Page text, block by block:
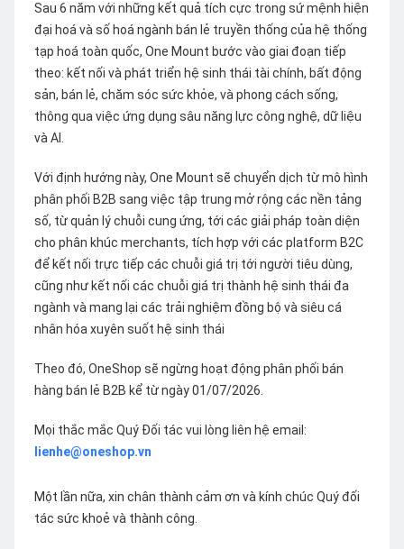
Sau 6 năm với những kết quả tích cực trong sứ mệnh hiện
đại hoá và số hoá ngành bán lẻ truyền thống của hệ thống
tạp hoá toàn quốc, One Mount bước vào giai đoạn tiếp
theo: kết nối và phát triển hệ sinh thái tài chính, bất động
sản, bán lẻ, chăm sóc sức khỏe, và phong cách sống,
thông qua việc ứng dụng sâu năng lực công nghệ, dữ liệu
và AI.
Với định hướng này, One Mount sẽ chuyển dịch từ mô hình
phân phối B2B sang việc tập trung mở rộng các nền tảng
số, từ quản lý chuỗi cung ứng, tới các giải pháp toàn diện
cho phân khúc merchants, tích hợp với các platform B2C
để kết nối trực tiếp các chuỗi giá trị tới người tiêu dùng,
cũng như kết nối các chuỗi giá trị thành hệ sinh thái đa
ngành và mang lại các trải nghiệm đồng bộ và siêu cá
nhân hóa xuyên suốt hệ sinh thái
Theo đó, OneShop sẽ ngừng hoạt động phân phối bán
hàng bán lẻ B2B kể từ ngày 01/07/2026.
Mọi thắc mắc Quý Đối tác vui lòng liên hệ email:
lienhe@oneshop.vn
Một lần nữa, xin chân thành cảm ơn và kính chúc Quý đối
tác sức khoẻ và thành công.